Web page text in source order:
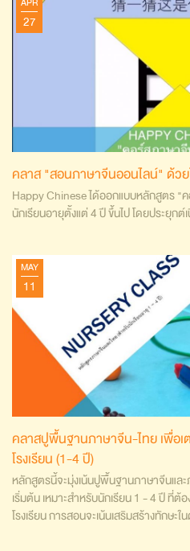
27
คลาส "สอนภาษาจีนออนไลน์" ด้ว
Happy Chinese ได้ออกแบบหลักสูตร "
นักเรียนอายุตั้งแต่ 4 ปี ขึ้นไป โดยประยุก
MAY
11
คลาสปูพื้นฐานภาษาจีน-ไทย เพื่อ
โรงเรียน (1-4 ปี)
หลักสูตรนี้จะมุ่งเน้นปูพื้นฐานภาษาจีนแล
เริ่มต้น เหมาะสำหรับนักเรียน 1 - 4 ปี ที่ต้
โรงเรียน การสอนจะเน้นเสริมสร้างทักษะ